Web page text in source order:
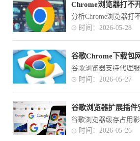
时间：2026-05-28
时间：2026-05-27
谷歌浏览器扩展插
时间：2026-05-26